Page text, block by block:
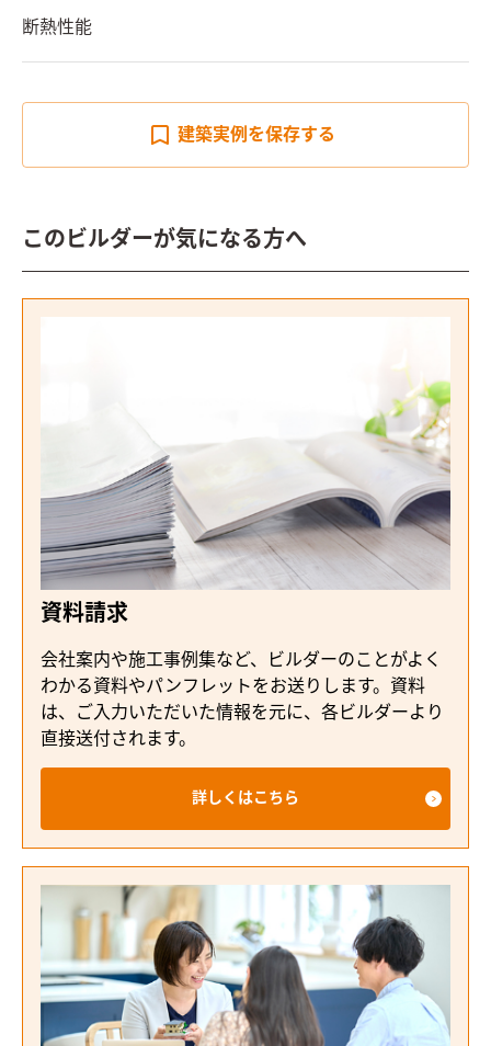
断熱性能
建築実例を保存する
このビルダーが気になる方へ
資料請求
会社案内や施工事例集など、ビルダーのことがよく
わかる資料やパンフレットをお送りします。資料
は、ご入力いただいた情報を元に、各ビルダーより
直接送付されます。
詳しくはこちら